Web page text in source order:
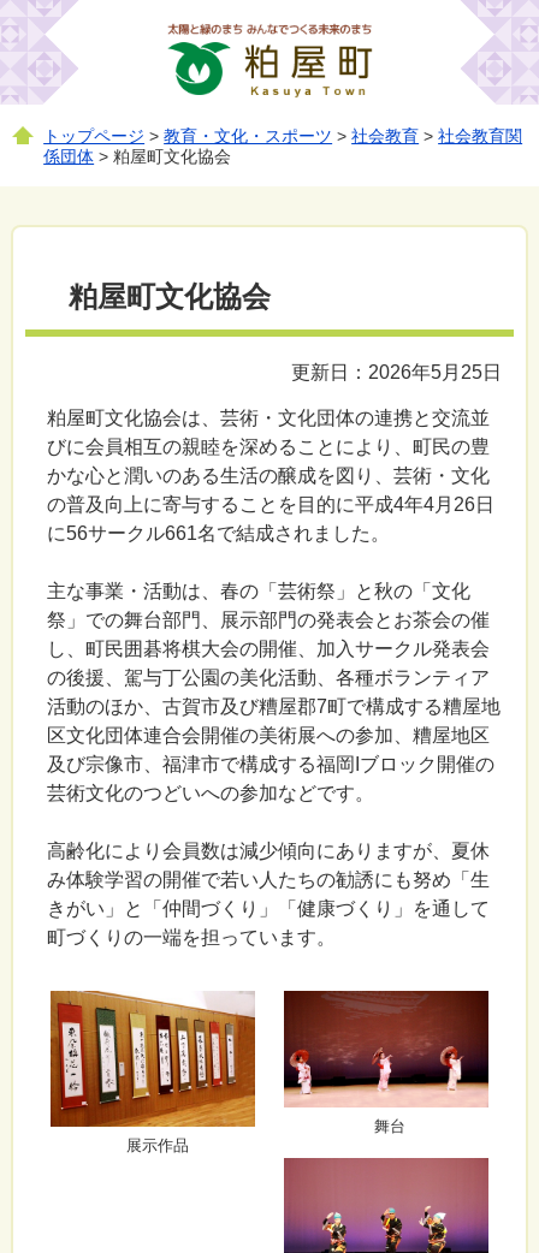
トップページ >教育・文化・スポーツ >社会教育 >社会教育関
係団体 > 粕屋町文化協会
粕屋町文化協会
更新日：2026年5月25日
粕屋町文化協会は、芸術・文化団体の連携と交流並
びに会員相互の親睦を深めることにより、町民の豊
かな心と潤いのある生活の醸成を図り、芸術・文化
の普及向上に寄与することを目的に平成4年4月26日
に56サークル661名で結成されました。
主な事業・活動は、春の「芸術祭」と秋の「文化
祭」での舞台部門、展示部門の発表会とお茶会の催
し、町民囲碁将棋大会の開催、加入サークル発表会
の後援、駕与丁公園の美化活動、各種ボランティア
活動のほか、古賀市及び糟屋郡7町で構成する糟屋地
区文化団体連合会開催の美術展への参加、糟屋地区
及び宗像市、福津市で構成する福岡Iブロック開催の
芸術文化のつどいへの参加などです。
高齢化により会員数は減少傾向にありますが、夏休
み体験学習の開催で若い人たちの勧誘にも努め「生
きがい」と「仲間づくり」「健康づくり」を通して
町づくりの一端を担っています。
展示作品
舞台